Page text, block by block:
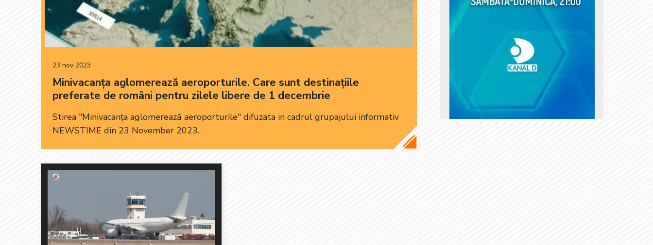
23 nov 2023
Minivacanța aglomerează aeroporturile. Care sunt destinațiile
preferate de români pentru zilele libere de 1 decembrie
Stirea "Minivacanța aglomerează aeroporturile" difuzata in cadrul grupajului informativ
NEWSTIME din 23 November 2023.